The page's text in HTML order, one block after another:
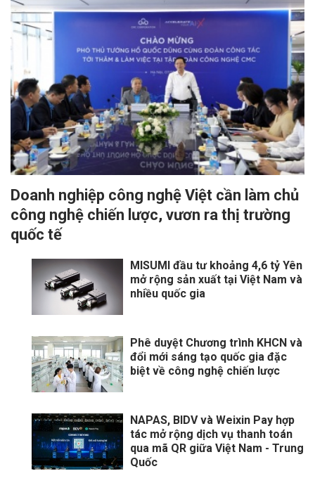
Doanh nghiệp công nghệ Việt cần làm chủ
công nghệ chiến lược, vươn ra thị trường
quốc tế
MISUMI đầu tư khoảng 4,6 tỷ Yên
mở rộng sản xuất tại Việt Nam và
nhiều quốc gia
Phê duyệt Chương trình KHCN và
đổi mới sáng tạo quốc gia đặc
biệt về công nghệ chiến lược
NAPAS, BIDV và Weixin Pay hợp
tác mở rộng dịch vụ thanh toán
qua mã QR giữa Việt Nam - Trung
Quốc